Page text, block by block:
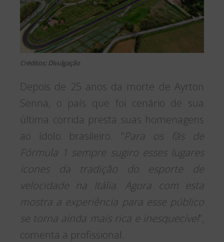
Créditos: Divulgação
Depois de 25 anos da morte de Ayrton
Senna, o país que foi cenário de sua
última corrida presta suas homenagens
ao ídolo brasileiro. “Para os fãs de
Fórmula 1 sempre sugiro esses lugares
ícones da tradição do esporte de
velocidade na Itália. Agora com esta
mostra a experiência para esse público
se torna ainda mais rica e inesquecível”,
comenta a profissional.